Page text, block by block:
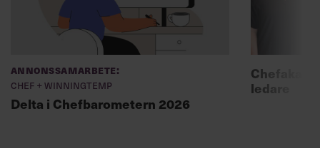
Annonssamarbete:
Chef + Winningtemp
Delta i Chefbarometern 2026
ledare